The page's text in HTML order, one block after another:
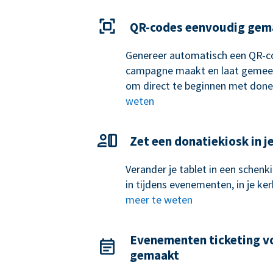
QR-codes eenvoudig
Genereer automatisch een QR-
campagne maakt en laat
om direct te beginnen met
weten
Zet een donatiekiosk in
Verander je tablet in een
in tijdens evenementen, in je
meer te weten
Evenementen ticketing
gemaakt